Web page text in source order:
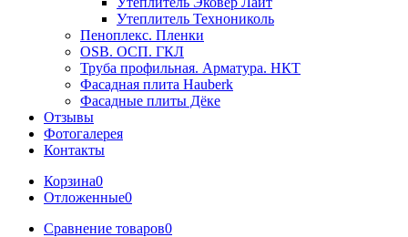
Утеплитель Технониколь
Пеноплекс. Пленки
OSB. ОСП. ГКЛ
Труба профильная. Арматура. НКТ
Фасадная плита Hauberk
Фасадные плиты Дёке
Отзывы
Фотогалерея
Контакты
Корзина0
Отложенные0
Сравнение товаров0